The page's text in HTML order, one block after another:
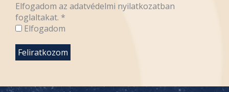
Elfogadom az adatvédelmi nyilatkozatban
foglaltakat. *
Elfogadom